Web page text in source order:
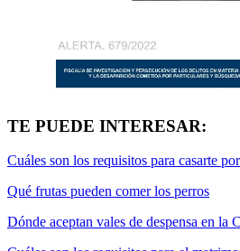
TE PUEDE INTERESAR:
Cuáles son los requisitos para casarte
Qué frutas pueden comer los perros
Dónde aceptan vales de despensa en la